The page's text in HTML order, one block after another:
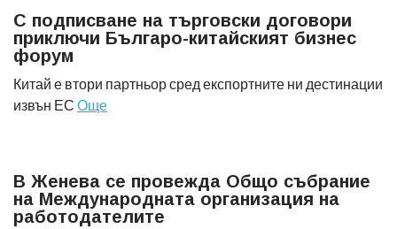
С подписване на търговски договори
приключи Българо-китайският бизнес
форум
Китай е втори партньор сред експортните ни дестинации
извън ЕС Още
В Женева се провежда Общо събрание
на Международната организация на
работодателите